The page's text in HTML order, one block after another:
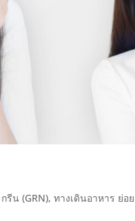
กรีน (GRN),ทางเดินอาหาร ย่อ